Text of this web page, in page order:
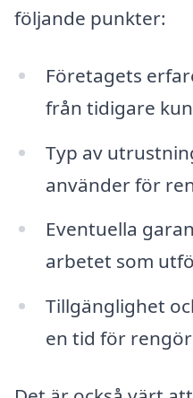
följande punkter:
Företagets
från tidigare
Typ av
använder för
Eventuella
arbetet som
Tillgänglighet
en tid för